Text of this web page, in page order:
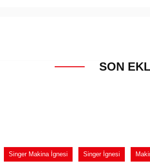
SON
Singer Makina İgnesi Singer İgnesi